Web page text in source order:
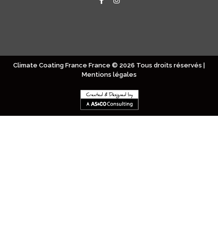
Climate Coating France France © 2026 Tous droits réservés |
Mentions légales